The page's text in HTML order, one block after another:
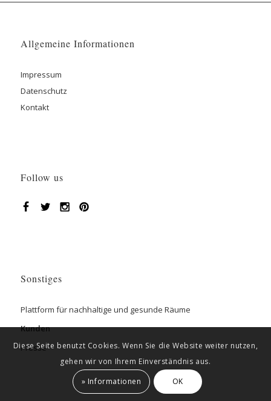
Allgemeine Informationen
Impressum
Datenschutz
Kontakt
Follow us
Sonstiges
Plattform für nachhaltige und gesunde Räume
Kunden
Presse
Diese Seite benutzt Cookies. Wenn Sie die Website weiter nutzen,
gehen wir von Ihrem Einverständnis aus.
» Informationen
OK